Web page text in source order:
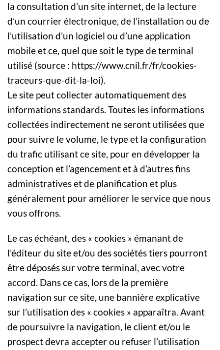
la consultation d’un site internet, de la lecture
d’un courrier électronique, de l’installation ou de
l’utilisation d’un logiciel ou d’une application
mobile et ce, quel que soit le type de terminal
utilisé (source : https://www.cnil.fr/fr/cookies-
traceurs-que-dit-la-loi).
Le site peut collecter automatiquement des
informations standards. Toutes les informations
collectées indirectement ne seront utilisées que
pour suivre le volume, le type et la configuration
du trafic utilisant ce site, pour en développer la
conception et l’agencement et à d’autres fins
administratives et de planification et plus
généralement pour améliorer le service que nous
vous offrons.
Le cas échéant, des « cookies » émanant de
l’éditeur du site et/ou des sociétés tiers pourront
être déposés sur votre terminal, avec votre
accord. Dans ce cas, lors de la première
navigation sur ce site, une bannière explicative
sur l’utilisation des « cookies » apparaîtra. Avant
de poursuivre la navigation, le client et/ou le
prospect devra accepter ou refuser l’utilisation